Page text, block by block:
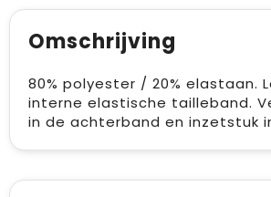
Omschrijving
80% polyester / 20% elastaan.
interne elastische tailleband.
in de achterband en inzetstuk